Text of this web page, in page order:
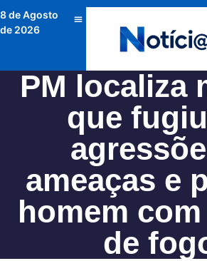
8 de Agosto
de 2026
PM localiza
que
ameaças e
homem
de